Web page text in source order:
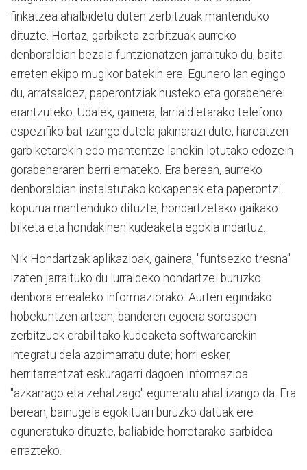
finkatzea ahalbidetu duten zerbitzuak mantenduko
dituzte. Hortaz, garbiketa zerbitzuak aurreko
denboraldian bezala funtzionatzen jarraituko du, baita
erreten ekipo mugikor batekin ere. Egunero lan egingo
du, arratsaldez, paperontziak husteko eta gorabeherei
erantzuteko. Udalek, gainera, larrialdietarako telefono
espezifiko bat izango dutela jakinarazi dute, hareatzen
garbiketarekin edo mantentze lanekin lotutako edozein
gorabeheraren berri emateko. Era berean, aurreko
denboraldian instalatutako kokapenak eta paperontzi
kopurua mantenduko dituzte, hondartzetako gaikako
bilketa eta hondakinen kudeaketa egokia indartuz.
Nik Hondartzak aplikazioak, gainera, "funtsezko tresna"
izaten jarraituko du lurraldeko hondartzei buruzko
denbora errealeko informaziorako. Aurten egindako
hobekuntzen artean, banderen egoera sorospen
zerbitzuek erabilitako kudeaketa softwarearekin
integratu dela azpimarratu dute; horri esker,
herritarrentzat eskuragarri dagoen informazioa
"azkarrago eta zehatzago" eguneratu ahal izango da. Era
berean, bainugela egokituari buruzko datuak ere
eguneratuko dituzte, baliabide horretarako sarbidea
errazteko.